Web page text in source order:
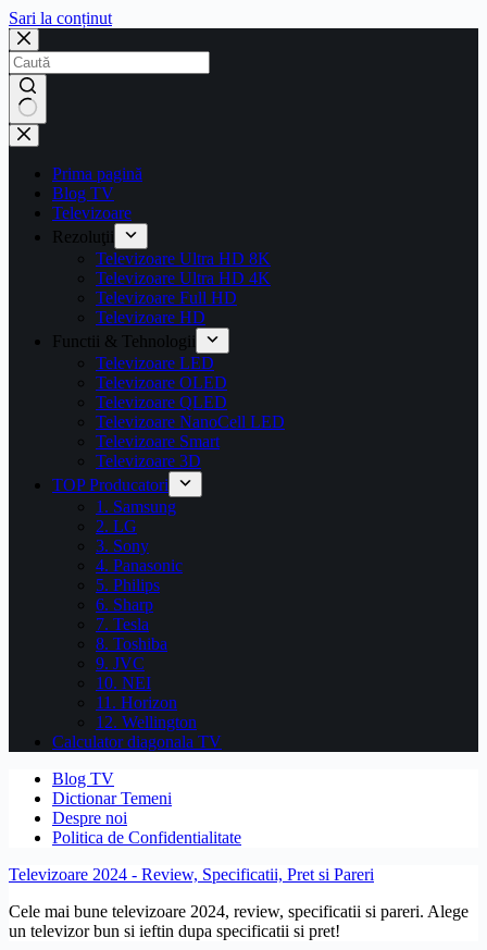
Sari la conținut
Prima pagină
Blog TV
Televizoare
Rezoluţii
Televizoare Ultra HD 8K
Televizoare Ultra HD 4K
Televizoare Full HD
Televizoare HD
Functii & Tehnologii
Televizoare LED
Televizoare OLED
Televizoare QLED
Televizoare NanoCell LED
Televizoare Smart
Televizoare 3D
TOP Producatori
1. Samsung
2. LG
3. Sony
4. Panasonic
5. Philips
6. Sharp
7. Tesla
8. Toshiba
9. JVC
10. NEI
11. Horizon
12. Wellington
Calculator diagonala TV
Blog TV
Dictionar Temeni
Despre noi
Politica de Confidentialitate
Televizoare 2024 - Review, Specificatii, Pret si Pareri
Cele mai bune televizoare 2024, review, specificatii si pareri. Alege
un televizor bun si ieftin dupa specificatii si pret!